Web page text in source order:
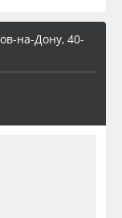
на-Дону, 40-